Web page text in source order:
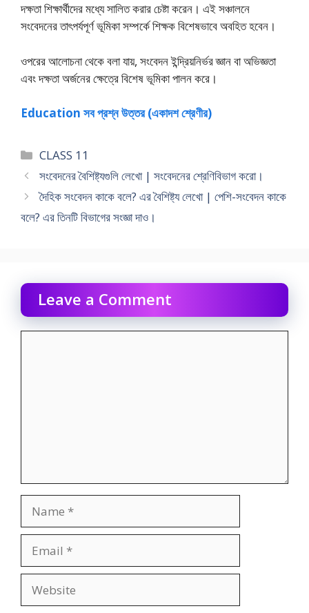
দক্ষতা শিক্ষার্থীদের মধ্যে সালিত করার চেষ্টা করেন। এই সঞ্চালনে
সংবেদনের তাৎপর্যপূর্ণ ভূমিকা সম্পর্কে শিক্ষক বিশেষভাবে অবহিত হবেন।
ওপরের আলােচনা থেকে বলা যায়, সংবেদন ইন্দ্রিয়নির্ভর জ্ঞান বা অভিজ্ঞতা
এবং দক্ষতা অর্জনের ক্ষেত্রে বিশেষ ভূমিকা পালন করে।
Education সব প্রশ্ন উত্তর (একাদশ শ্রেণীর)
Categories
CLASS 11
সংবেদনের বৈশিষ্ট্যগুলি লেখাে | সংবেদনের শ্রেণিবিভাগ করাে।
দৈহিক সংবেদন কাকে বলে? এর বৈশিষ্ট্য লেখাে | পেশি-সংবেদন কাকে
বলে? এর তিনটি বিভাগের সংজ্ঞা দাও।
Leave a Comment